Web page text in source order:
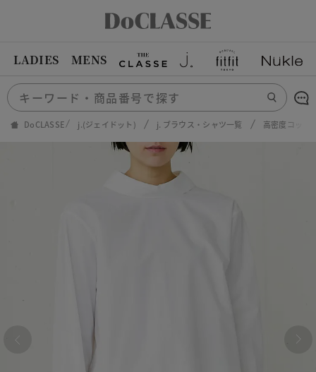
LADIES MENS
DoCLASSE j.(ジェイドット) j. ブラウス・シャツ一覧 高密度コット